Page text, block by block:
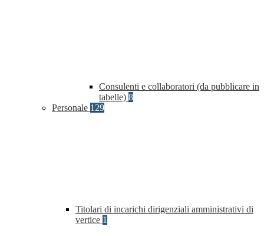
Consulenti e collaboratori (da pubblicare in
tabelle) 8
Personale 129
Titolari di incarichi dirigenziali amministrativi di
vertice 1